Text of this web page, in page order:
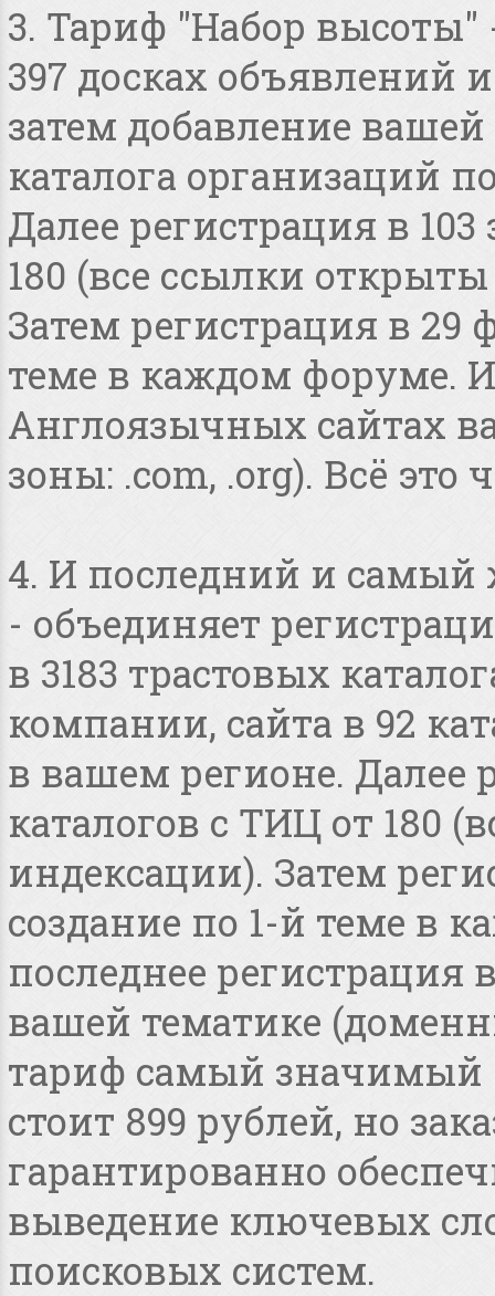
3. Тариф "Набор
397 досках объявлений
затем добавление
каталога организаций
Далее регистрация в
180 (все ссылки
Затем регистрация в 29
теме в каждом форуме.
Англоязычных сайтах
зоны: .com, .org). Всё это
4. И последний и
- объединяет
в 3183 трастовых
компании, сайта в 92
в вашем регионе. Далее
каталогов с ТИЦ от 180
индексации). Затем
создание по 1-й теме в
последнее регистрация
вашей тематике
тариф самый значимый
стоит 899 рублей, но
гарантированно
выведение ключевых
поисковых систем.